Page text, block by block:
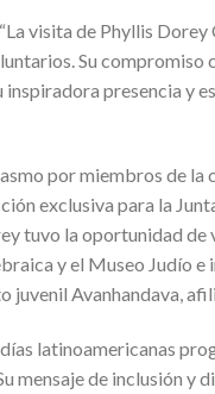
visita de Phyllis
Su compromiso
presencia y
por miembros de
exclusiva para la
tuvo la oportunidad
y el Museo Judío
juvenil Avanhandava,
latinoamericanas
de inclusión y